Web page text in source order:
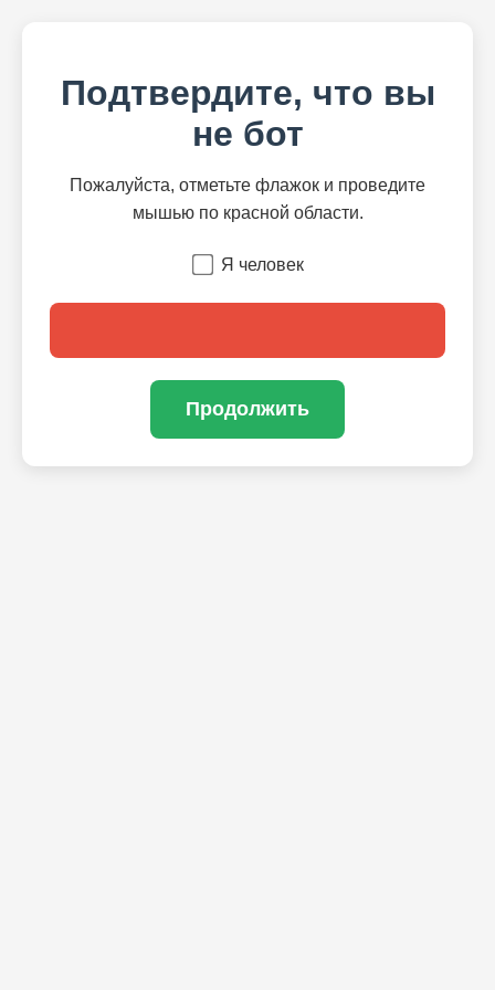
Подтвердите, что вы
не бот
Пожалуйста, отметьте флажок и проведите
мышью по красной области.
Я человек
Продолжить